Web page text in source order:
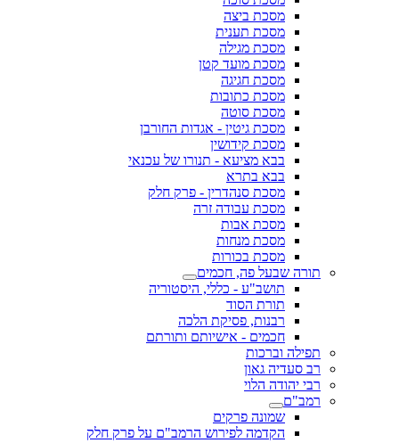
מסכת ביצה
מסכת תענית
מסכת מגילה
מסכת מועד קטן
מסכת חגיגה
מסכת כתובות
מסכת סוטה
מסכת גיטין - אגדות החורבן
מסכת קידושין
בבא מציעא - תנורו של עכנאי
בבא בתרא
מסכת סנהדרין - פרק חלק
מסכת עבודה זרה
מסכת אבות
מסכת מנחות
מסכת בכורות
תורה שבעל פה, חכמים
תושב"ע - כללי, היסטוריה
תורת הסוד
רבנות, פסיקת הלכה
חכמים - אישיותם ותורתם
תפילה וברכות
רב סעדיה גאון
רבי יהודה הלוי
רמב"ם
שמונה פרקים
הקדמה לפירוש הרמב"ם על פרק חלק